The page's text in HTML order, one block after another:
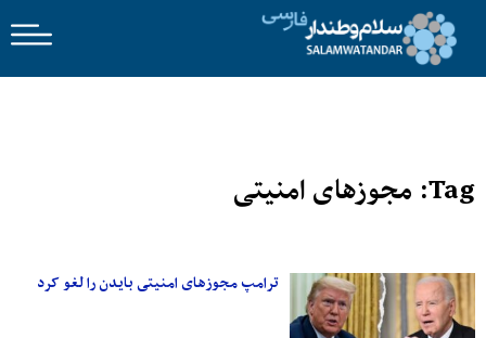
Tag: مجوزهای امنیتی
ترامپ مجوزهای امنیتی بایدن را لغو کرد